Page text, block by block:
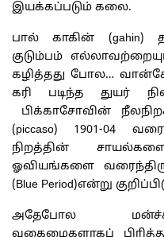
இயக்கப்படும் கலை.
பால் காகின் (gahin)
குடும்பம்
கழித்தது போல…
கரி படிந்த துயர்
பிக்காசோவின்
(piccaso) 1901-04
நிறத்தின்
ஓவியங்களை
(Blue Period)என்று
அதேபோல
வகைமைகளாகப்